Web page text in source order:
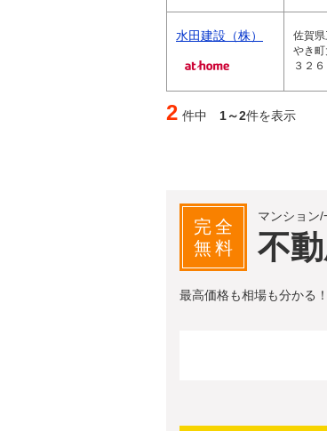
水田建設（株）
佐賀
やき町
３２６
2 件中 1～2件を表示
完全
無料
マンション
不
最高価格も相場も分かる